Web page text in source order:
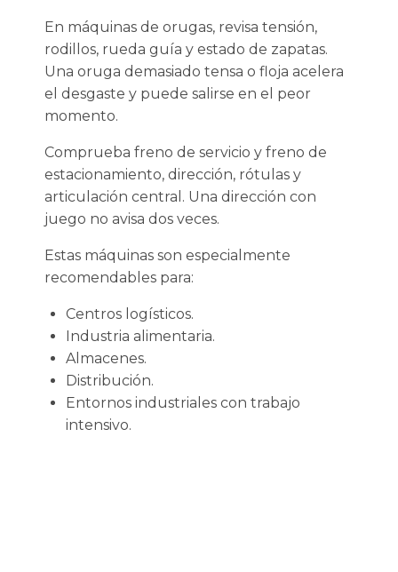
En máquinas de orugas, revisa tensión,
rodillos, rueda guía y estado de zapatas.
Una oruga demasiado tensa o floja acelera
el desgaste y puede salirse en el peor
momento.
Comprueba freno de servicio y freno de
estacionamiento, dirección, rótulas y
articulación central. Una dirección con
juego no avisa dos veces.
Estas máquinas son especialmente
recomendables para:
Centros logísticos.
Industria alimentaria.
Almacenes.
Distribución.
Entornos industriales con trabajo
intensivo.